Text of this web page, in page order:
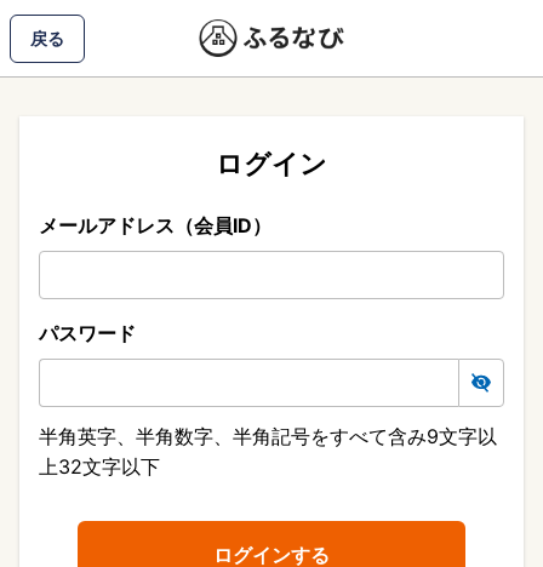
戻る
ログイン
メールアドレス（会員ID）
パスワード
半角英字、半角数字、半角記号をすべて含み9文字以
上32文字以下